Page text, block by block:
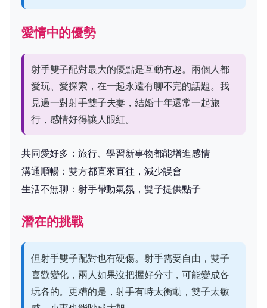
愛情中的優勢
射手雙子配對最大的優點是互動有趣。兩個人都
愛玩、愛探索，在一起永遠有聊不完的話題。我
見過一對射手雙子夫妻，結婚十年還常一起旅
行，感情好得讓人眼紅。
共同愛好多：旅行、學習新事物都能增進感情
溝通順暢：雙方都直來直往，減少誤會
生活不無聊：射手帶動氣氛，雙子提供點子
潛在的挑戰
但射手雙子配對也有硬傷。射手需要自由，雙子
喜歡變化，兩人如果沒把握好分寸，可能變成各
玩各的。更糟的是，射手有時太衝動，雙子太敏